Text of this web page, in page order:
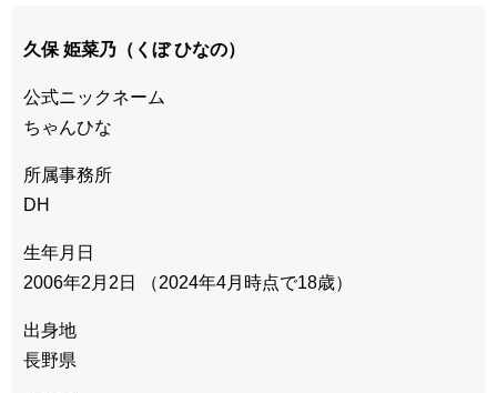
久保 姫菜乃（くぼ ひなの）
公式ニックネーム
ちゃんひな
所属事務所
DH
生年月日
2006年2月2日 （2024年4月時点で18歳）
出身地
長野県